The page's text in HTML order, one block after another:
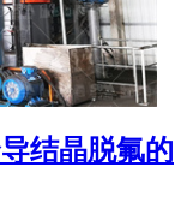
结晶脱氟的